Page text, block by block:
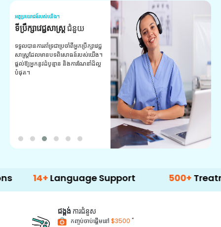
អត្ថប្រយោជន៍របស់យើង។
ទីប្រឹក្សាវេជ្ជសាស្ត្រជំនួយ
ទទួលបានការគាំទ្រជាប្រចាំពីអ្នកប្រឹក្សាវេជ្ជ
សាស្ត្រដែលមានបទពិសោធន៍របស់យើង។
ផ្តល់ឱ្យអ្នកនូវដំបូន្មាន និងការណែនាំដ៏ល្អ
បំផុត។
Language Support 500+ Treatment
ជង្គង់ ការជំនួស
កញ្ចប់ចាប់ផ្តើមនៅ $3500 *